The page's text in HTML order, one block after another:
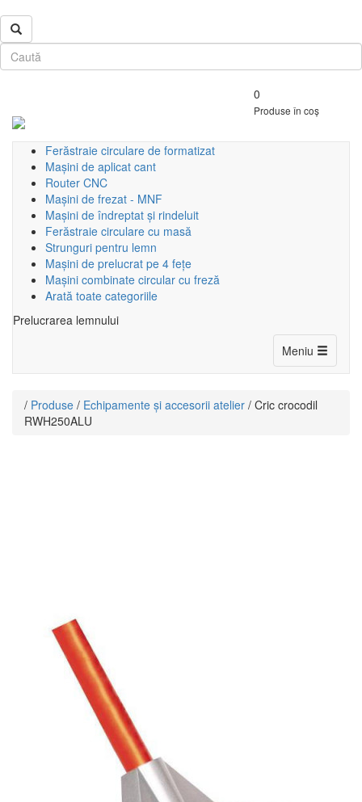
0
Produse în coș
Ferăstraie circulare de formatizat
Mașini de aplicat cant
Router CNC
Mașini de frezat - MNF
Mașini de îndreptat și rindeluit
Ferăstraie circulare cu masă
Strunguri pentru lemn
Mașini de prelucrat pe 4 fețe
Mașini combinate circular cu freză
Arată toate categoriile
Prelucrarea lemnului
Meniu Toggle
/ Produse / Echipamente și accesorii atelier / Cric crocodil
RWH250ALU